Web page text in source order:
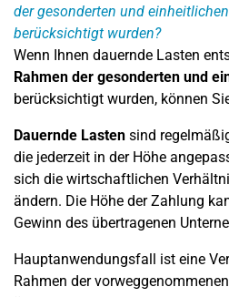
der gesonderten und
berücksichtigt wurden?
Wenn Ihnen dauernde Lasten
Rahmen der gesonderten und
berücksichtigt wurden, können
Dauernde Lasten sind
die jederzeit in der Höhe
sich die wirtschaftlichen
ändern. Die Höhe der Zahlung
Gewinn des übertragenen
Hauptanwendungsfall ist eine
Rahmen der